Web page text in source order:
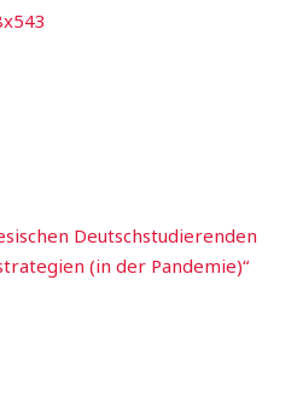
Deutschstudierenden
(in der Pandemie)“